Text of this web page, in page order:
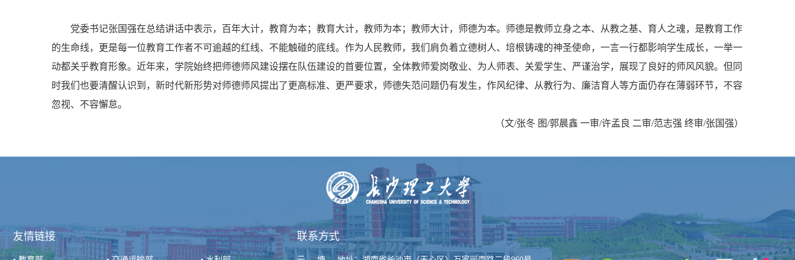
党委书记张国强在总结讲话中表示，百年大计，教育为本；教育大计，教师为本；教师大计，师德为本。师德是教师立身之本、从教之基、育人之魂，是教育工作
的生命线，更是每一位教育工作者不可逾越的红线、不能触碰的底线。作为人民教师，我们肩负着立德树人、培根铸魂的神圣使命，一言一行都影响学生成长，一举一
动都关乎教育形象。近年来，学院始终把师德师风建设摆在队伍建设的首要位置，全体教师爱岗敬业、为人师表、关爱学生、严谨治学，展现了良好的师风风貌。但同
时我们也要清醒认识到，新时代新形势对师德师风提出了更高标准、更严要求，师德失范问题仍有发生，作风纪律、从教行为、廉洁育人等方面仍存在薄弱环节，不容
忽视、不容懈怠。
（文/张冬 图/郭晨鑫 一审/许孟良 二审/范志强 终审/张国强）
友情链接 联系方式